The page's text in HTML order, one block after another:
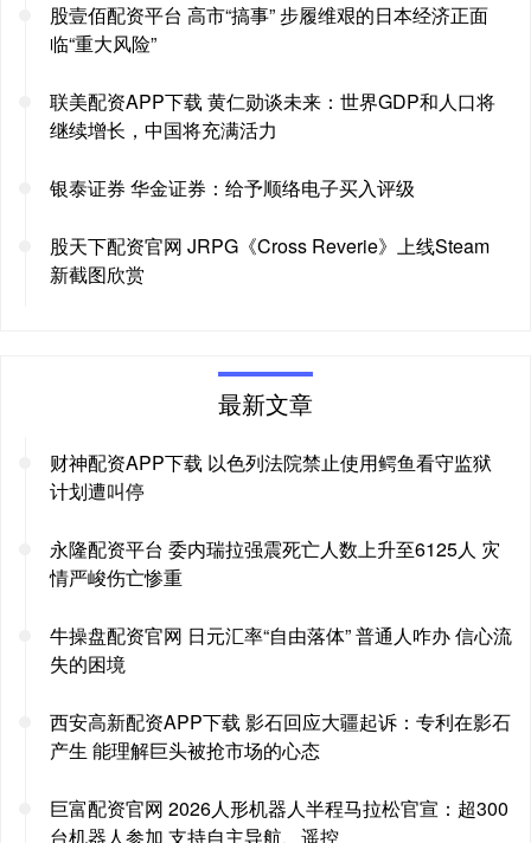
股壹佰配资平台 高市“搞事” 步履维艰的日本经济正面
临“重大风险”
联美配资APP下载 黄仁勋谈未来：世界GDP和人口将
继续增长，中国将充满活力
银泰证券 华金证券：给予顺络电子买入评级
股天下配资官网 JRPG《Cross Reverie》上线Steam
新截图欣赏
最新文章
财神配资APP下载 以色列法院禁止使用鳄鱼看守监狱
计划遭叫停
永隆配资平台 委内瑞拉强震死亡人数上升至6125人 灾
情严峻伤亡惨重
牛操盘配资官网 日元汇率“自由落体” 普通人咋办 信心流
失的困境
西安高新配资APP下载 影石回应大疆起诉：专利在影石
产生 能理解巨头被抢市场的心态
巨富配资官网 2026人形机器人半程马拉松官宣：超300
台机器人参加 支持自主导航、遥控